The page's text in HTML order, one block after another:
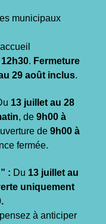
municipaux
accueil
. Fermeture
29 août inclus.
13 juillet au 28
, de 9h00 à
de 9h00 à
fermée.
: Du 13 juillet au
uniquement
à anticiper